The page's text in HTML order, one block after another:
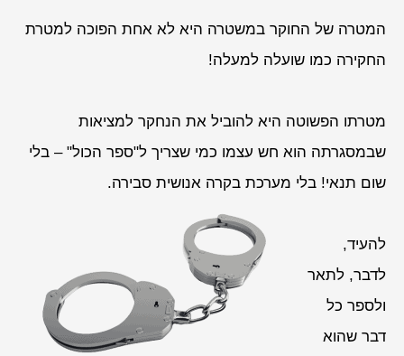
המטרה של החוקר במשטרה היא לא אחת הפוכה למטרת
החקירה כמו שועלה למעלה!
מטרתו הפשוטה היא להוביל את הנחקר למציאות
שבמסגרתה הוא חש עצמו כמי שצריך ל"ספר הכול" – בלי
שום תנאי! בלי מערכת בקרה אנושית סבירה.
להעיד,
לדבר, לתאר
ולספר כל
דבר שהוא